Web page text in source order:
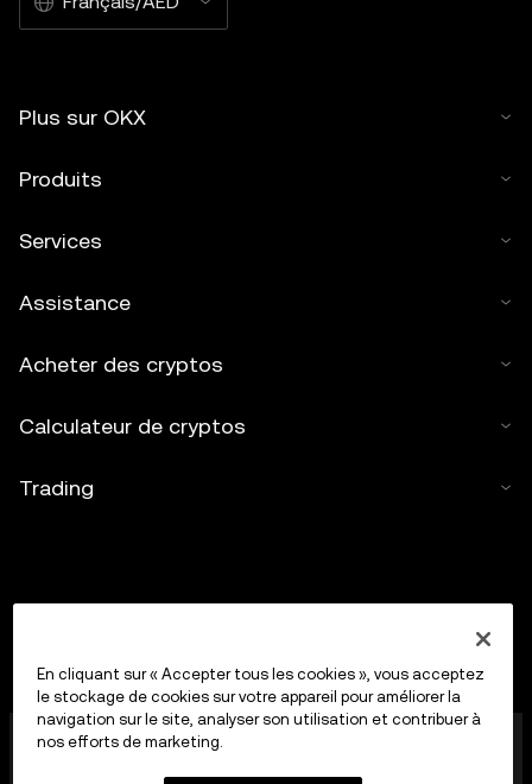
Plus sur OKX
Produits
Services
Assistance
Acheter des cryptos
Calculateur de cryptos
Trading
OKX Middle East Fintech FZE est agréée par l'Autorité
En cliquant sur « Accepter tous les cookies », vous acceptez
le stockage de cookies sur votre appareil pour améliorer la
navigation sur le site, analyser son utilisation et contribuer à
nos efforts de marketing.